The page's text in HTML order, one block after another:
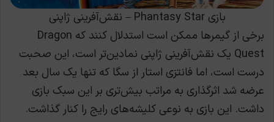
بازی Phantasy Star – نقش‌آفرینی ژاپنی
برخی از گیمرها ممکن است استدلال کنند که Dragon
Quest یک نقش‌آفرینی ژاپنی نمادین‌تر است، این صحبت
درست است، اما فانتزی استار از سگا که تنها یک سال بعد
عرضه شد اثرگذاری به مراتب بیش‌تری بر این سبک بازی
داشت. این بازی به نوعی کلیشه‌های رایج را کنار گذاشت.